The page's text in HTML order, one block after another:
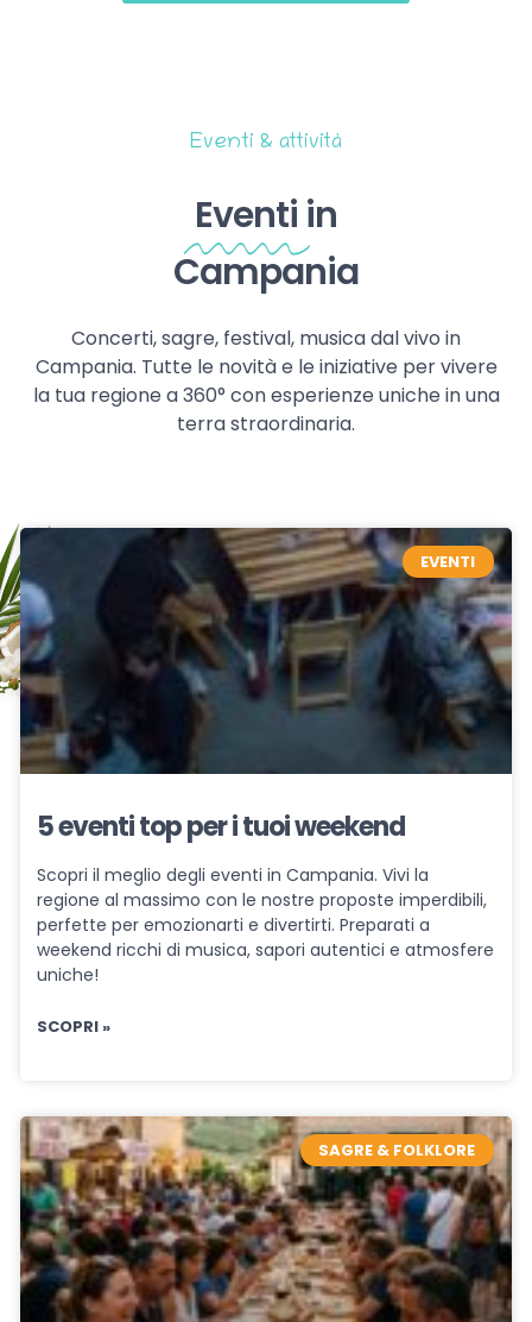
Eventi & attività
Eventi in
Campania
Concerti, sagre, festival, musica dal vivo in
Campania. Tutte le novità e le iniziative per vivere
la tua regione a 360° con esperienze uniche in una
terra straordinaria.
EVENTI
5 eventi top per i tuoi weekend
Scopri il meglio degli eventi in Campania. Vivi la
regione al massimo con le nostre proposte imperdibili,
perfette per emozionarti e divertirti. Preparati a
weekend ricchi di musica, sapori autentici e atmosfere
uniche!
SCOPRI »
SAGRE & FOLKLORE